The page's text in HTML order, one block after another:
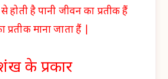
होती है पानी जीवन का प्रतीक हैं
माना जाता हैं |
के प्रकार